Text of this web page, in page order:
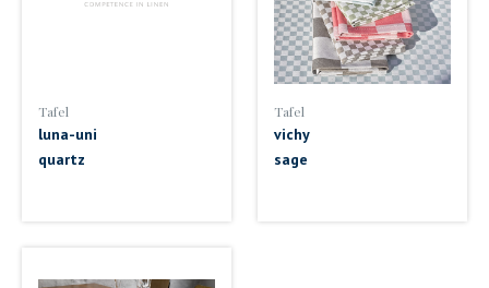
Tafel
luna-uni
quartz
Tafel
vichy
sage